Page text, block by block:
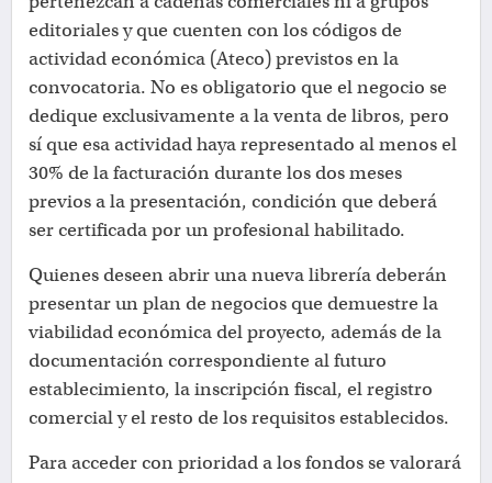
editoriales y que cuenten con los códigos de
actividad económica (Ateco) previstos en la
convocatoria. No es obligatorio que el negocio se
dedique exclusivamente a la venta de libros, pero
sí que esa actividad haya representado al menos el
30% de la facturación durante los dos meses
previos a la presentación, condición que deberá
ser certificada por un profesional habilitado.
Quienes deseen abrir una nueva librería deberán
presentar un plan de negocios que demuestre la
viabilidad económica del proyecto, además de la
documentación correspondiente al futuro
establecimiento, la inscripción fiscal, el registro
comercial y el resto de los requisitos establecidos.
Para acceder con prioridad a los fondos se valorará